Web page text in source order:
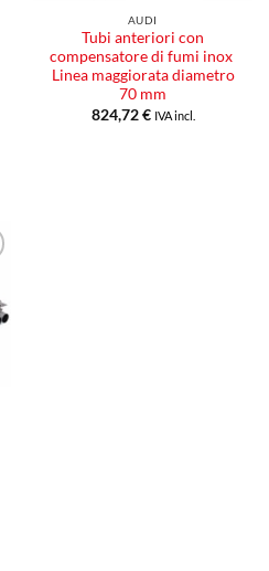
AUDI
Tubi anteriori con
compensatore di fumi inox
Linea maggiorata diametro
70 mm
824,72€ IVA incl.